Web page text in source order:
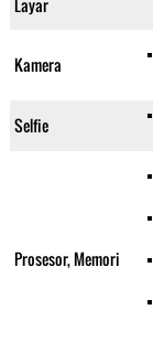
Layar
Kamera
Selfie
Prosesor, Memori